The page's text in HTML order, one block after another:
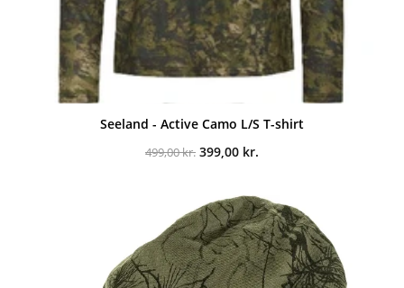
Seeland - Active Camo L/S T-shirt
499,00kr. Den
499,00 kr..
399,00 kr.
er:
399,00 kr..